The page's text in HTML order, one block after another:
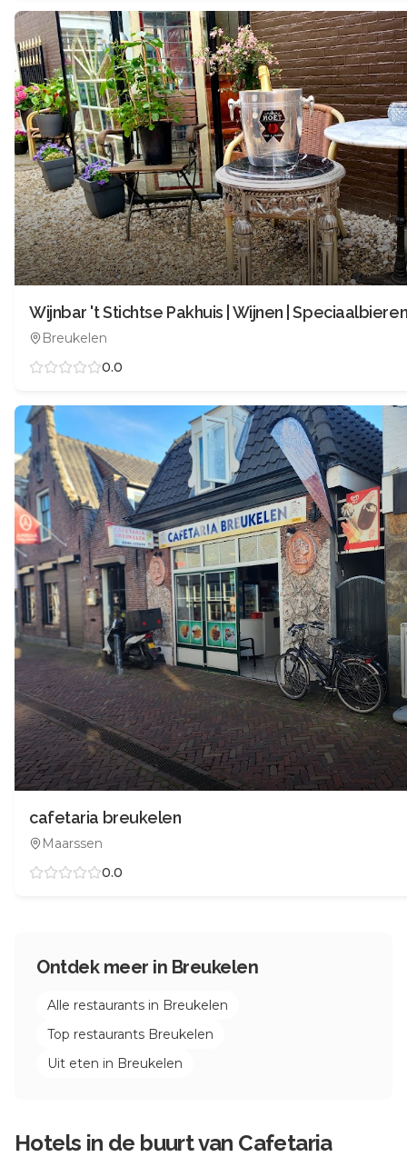
Wijnbar 't Stichtse Pakhuis | Wijnen |
Breukelen
0.0
cafetaria breukelen
Maarssen
0.0
Ontdek meer in Breukelen
Alle restaurants in Breukelen
Top restaurants Breukelen
Uit eten in Breukelen
Hotels in de buurt van Cafetaria